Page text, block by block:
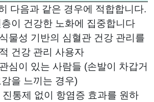
다음과 같은 경우에 적합합니다.
이 건강한 노화에 집중합니다
물성 기반의 심혈관 건강 관리를
건강 관리 사용자
심이 있는 사람들 (손발이 차갑거
을 느끼는 경우)
통제 없이 항염증 효과를 원하